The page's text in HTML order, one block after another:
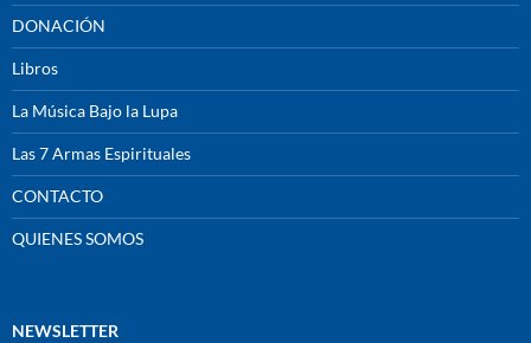
DONACIÓN
Libros
La Música Bajo la Lupa
Las 7 Armas Espirituales
CONTACTO
QUIENES SOMOS
NEWSLETTER